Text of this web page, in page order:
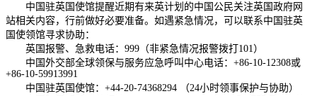
中国驻英国使馆提醒近期有来英计划的中国公民关注英国政府网
站相关内容，行前做好必要准备。如遇紧急情况，可以联系中国驻英
国使领馆寻求协助：
英国报警、急救电话：999（非紧急情况报警拨打101）
中国外交部全球领保与服务应急呼叫中心电话：+86-10-12308或
+86-10-59913991
中国驻英国使馆：+44-20-74368294 （24小时领事保护与协助）